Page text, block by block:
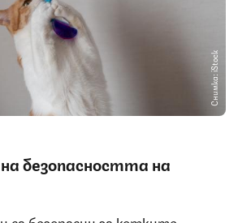
Снимка: iStock
безопасността на